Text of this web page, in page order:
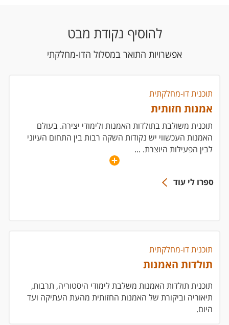
להוסיף נקודת מבט
אפשרויות התואר במסלול הדו-מחלקתי
תוכנית דו-מחלקתית
אמנות חזותית
תוכנית משולבת בתולדות האמנות ולימודי יצירה. בעולם
האמנות העכשווי יש נקודות השקה רבות בין התחום העיוני
לבין הפעילות היוצרת. ...
ספרו לי עוד
תוכנית דו-מחלקתית
תולדות האמנות
תוכנית תולדות האמנות משלבת לימודי היסטוריה, תרבות,
תיאוריה וביקורת של האמנות החזותית מהעת העתיקה ועד
היום.